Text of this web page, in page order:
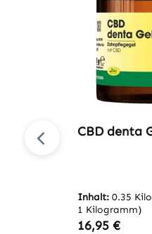
CBD denta
Inhalt: 0.35
1 Kilogramm)
Regulärer
16,95 €